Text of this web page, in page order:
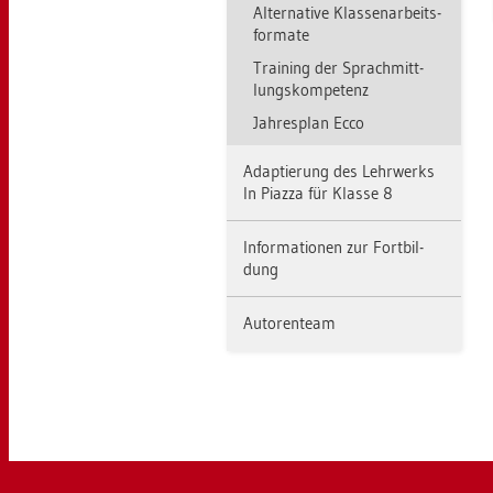
Al­ter­na­ti­ve Klas­sen­ar­beits­
for­ma­te
Trai­ning der Sprach­mitt­
lungs­kom­pe­tenz
Jah­res­plan Ecco
Ad­ap­tie­rung des Lehr­werks
In Piaz­za für Klas­se 8
In­for­ma­tio­nen zur Fort­bil­
dung
Au­to­ren­team